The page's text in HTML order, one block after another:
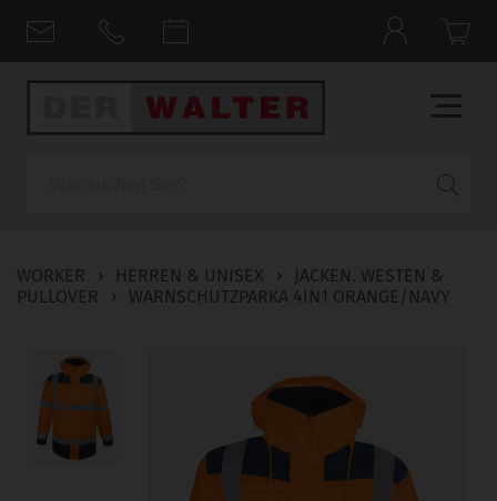
WORKER › HERREN & UNISEX ›
JACKEN. WESTEN &
PULLOVER
› WARNSCHUTZPARKA 4IN1 ORANGE/NAVY